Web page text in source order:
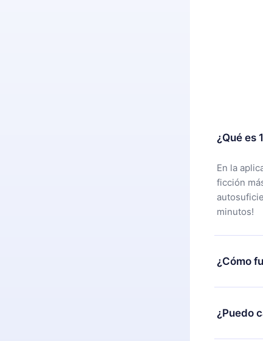
¿Qué es
En la
ficción
minutos!
¿Cómo
Puedes
alguna
nuestro
¿Puedo